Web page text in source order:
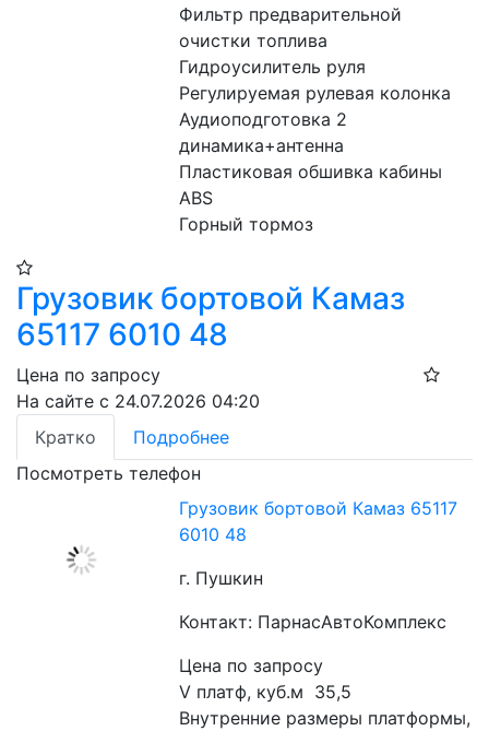
Фильтр предварительной
очистки топлива
Гидроусилитель руля
Регулируемая рулевая колонка
Аудиоподготовка 2
динамика+антенна
Пластиковая обшивка кабины
ABS
Горный тормоз
Грузовик бортовой Камаз
65117 6010 48
Цена по запросу
На сайте с 24.07.2026 04:20
Кратко
Подробнее
Посмотреть телефон
Грузовик бортовой Камаз 65117
6010 48
г. Пушкин
Контакт: ПарнасАвтоКомплекс
Цена по запросу
V платф, куб.м  35,5
Внутренние размеры платформы,